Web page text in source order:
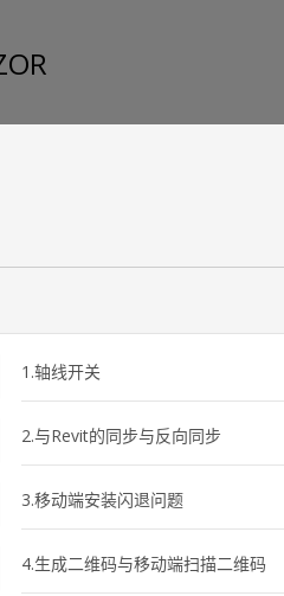
Login or create new account.
1.轴线开关
2.与Revit的同步与反向同步
3.移动端安装闪退问题
4.生成二维码与移动端扫描二维码